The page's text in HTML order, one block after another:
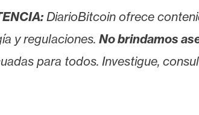
DiarioBitcoin ofrece
y regulaciones. No brindamos
para todos. Investigue,